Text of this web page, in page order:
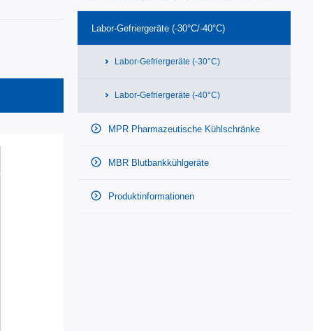
Labor-Gefriergeräte (-30°C/-40°C)
Labor-Gefriergeräte (-30°C)
Labor-Gefriergeräte (-40°C)
MPR Pharmazeutische Kühlschränke
MBR Blutbankkühlgeräte
Produktinformationen